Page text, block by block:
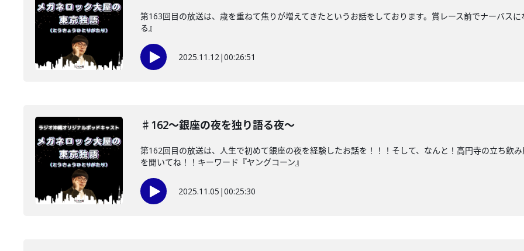
第163回目の放送は、歳を重ねて焦りが増えてきたというお話をしております。賞レース前でナーバス
る』
2025.11.12|00:26:51
♯162〜銀座の夜を独り語る夜〜
第162回目の放送は、人生で初めて銀座の夜を経験したお話を！！！そして、なんと！高円寺の立ち飲
を聞いてね！！キーワード『ヤングコーン』
2025.11.05 |00:25:30